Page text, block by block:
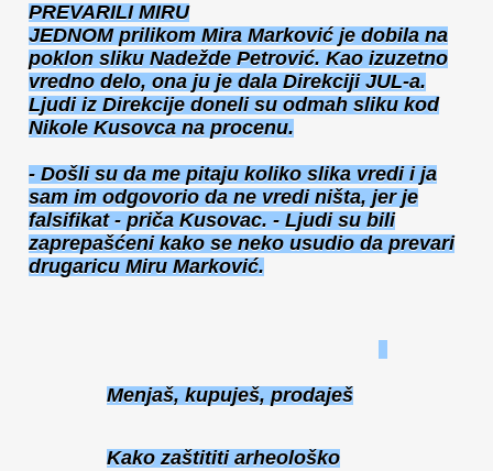
PREVARILI MIRU
JEDNOM prilikom Mira Marković je dobila na
poklon sliku Nadežde Petrović. Kao izuzetno
vredno delo, ona ju je dala Direkciji JUL-a.
Ljudi iz Direkcije doneli su odmah sliku kod
Nikole Kusovca na procenu.
- Došli su da me pitaju koliko slika vredi i ja
sam im odgovorio da ne vredi ništa, jer je
falsifikat - priča Kusovac. - Ljudi su bili
zaprepašćeni kako se neko usudio da prevari
drugaricu Miru Marković.
Menjaš, kupuješ, prodaješ
Kako zaštititi arheološko